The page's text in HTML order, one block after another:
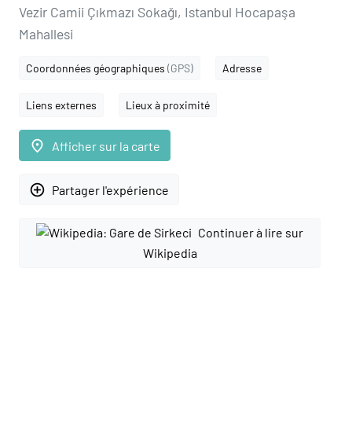
Vezir Camii Çıkmazı Sokağı, Istanbul Hocapaşa
Mahallesi
Coordonnées géographiques (GPS) Adresse
Liens externes Lieux à proximité
place Afficher sur la carte
add_circle_outline Partager l'expérience
Continuer à lire sur
Wikipedia